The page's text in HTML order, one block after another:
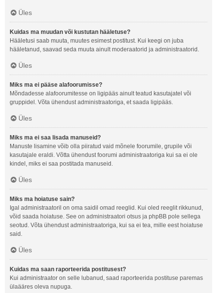
Üles
Kuidas ma muudan või kustutan hääletuse?
Hääletusi saab muuta, muutes esimest postitust. Kui keegi on juba
hääletanud, saavad seda muuta ainult moderaatorid ja administraatorid.
Üles
Miks ma ei pääse alafoorumisse?
Mõndadesse alafoorumitesse on ligipääs ainult teatud kasutajatel või
gruppidel. Võta ühendust administraatoriga, et saada ligipääs.
Üles
Miks ma ei saa lisada manuseid?
Manuste lisamine võib olla piiratud vaid mõnele foorumile, grupile või
kasutajale eraldi. Võtta ühendust foorumi administraatoriga kui sa ei ole
kindel, miks ei saa postitada manuseid.
Üles
Miks ma hoiatuse sain?
Igal administraatoril on oma saidil omad reeglid. Kui oled reeglit rikkunud,
võid saada hoiatuse. See on administraatori otsus ja phpBB pole sellega
seotud. Võta ühendust administraatoriga, kui sa ei tea, mille eest hoiatuse
said.
Üles
Kuidas ma saan raporteerida postitusest?
Kui administraator on selle lubanud, saad raporteerida postituse paremas
ülaääres oleva nupuga.